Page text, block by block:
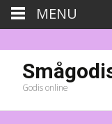
Godis online
MENU